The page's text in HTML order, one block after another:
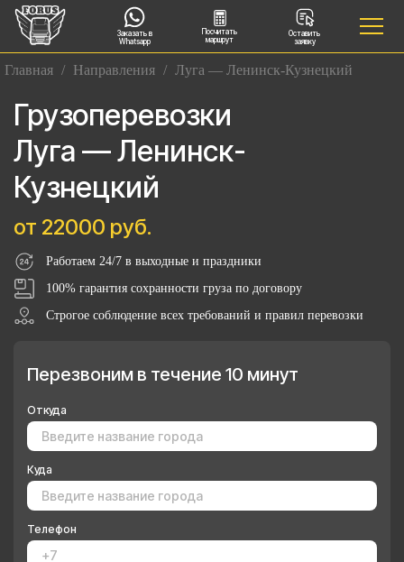
Заказать в
Whatsapp
Посчитать
маршрут
Оставить
заявку
Главная / Направления / Луга — Ленинск-Кузнецкий
Грузоперевозки
Луга — Ленинск-
Кузнецкий
от 22000 руб.
Работаем 24/7 в выходные и праздники
100% гарантия сохранности груза по договору
Строгое соблюдение всех требований и правил перевозки
Перезвоним в течение 10 минут
Откуда
Куда
Телефон